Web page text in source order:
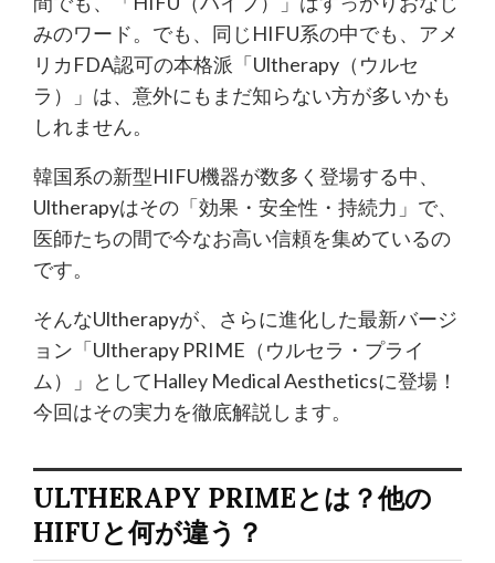
みのワード。でも、同じHIFU系の中でも、アメ
リカFDA認可の本格派「Ultherapy（ウルセ
ラ）」は、意外にもまだ知らない方が多いかも
しれません。
韓国系の新型HIFU機器が数多く登場する中、
Ultherapyはその「効果・安全性・持続力」で、
医師たちの間で今なお高い信頼を集めているの
です。
そんなUltherapyが、さらに進化した最新バージ
ョン「Ultherapy PRIME（ウルセラ・プライ
ム）」としてHalley Medical Aestheticsに登場！
今回はその実力を徹底解説します。
ULTHERAPY PRIMEとは？他の
HIFUと何が違う？